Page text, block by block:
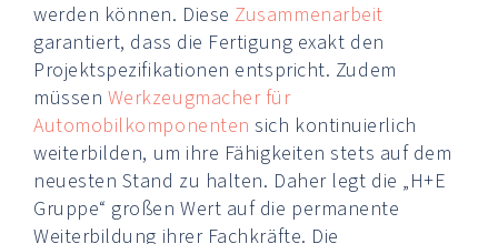
werden können. Diese Zusammenarbeit
garantiert, dass die Fertigung exakt den
Projektspezifikationen entspricht. Zudem
müssen Werkzeugmacher für
Automobilkomponenten sich kontinuierlich
weiterbilden, um ihre Fähigkeiten stets auf dem
neuesten Stand zu halten. Daher legt die „H+E
Gruppe“ großen Wert auf die permanente
Weiterbildung ihrer Fachkräfte. Die